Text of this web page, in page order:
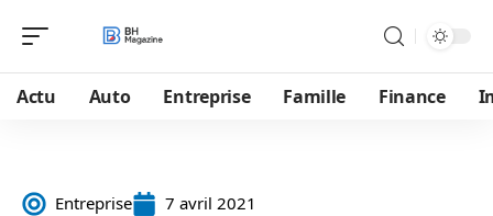
Actu Auto Entreprise Famille Finance
Entreprise 7 avril 2021